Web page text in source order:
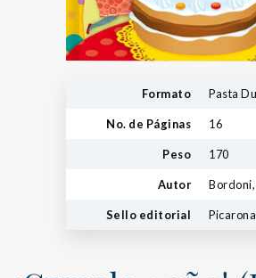
Formato Pasta
No. de Páginas 16
Peso 170
Autor
Sello editorial Picarona